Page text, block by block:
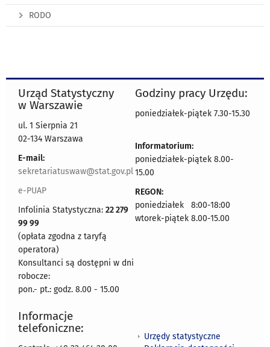
RODO
Urząd Statystyczny
w Warszawie
ul. 1 Sierpnia 21
02-134 Warszawa
E-mail:
sekretariatuswaw@stat.gov.pl
e-PUAP
Infolinia Statystyczna: 22 279
99 99
(opłata zgodna z taryfą
operatora)
Konsultanci są dostępni w dni
robocze:
pon.- pt.: godz. 8.00 - 15.00
Godziny pracy Urzędu:
poniedziałek-piątek 7.30-15.30
Informatorium:
poniedziałek-piątek 8.00-
15.00
REGON:
poniedziałek 8:00-18:00
wtorek-piątek 8.00-15.00
Informacje
telefoniczne:
Urzędy statystyczne